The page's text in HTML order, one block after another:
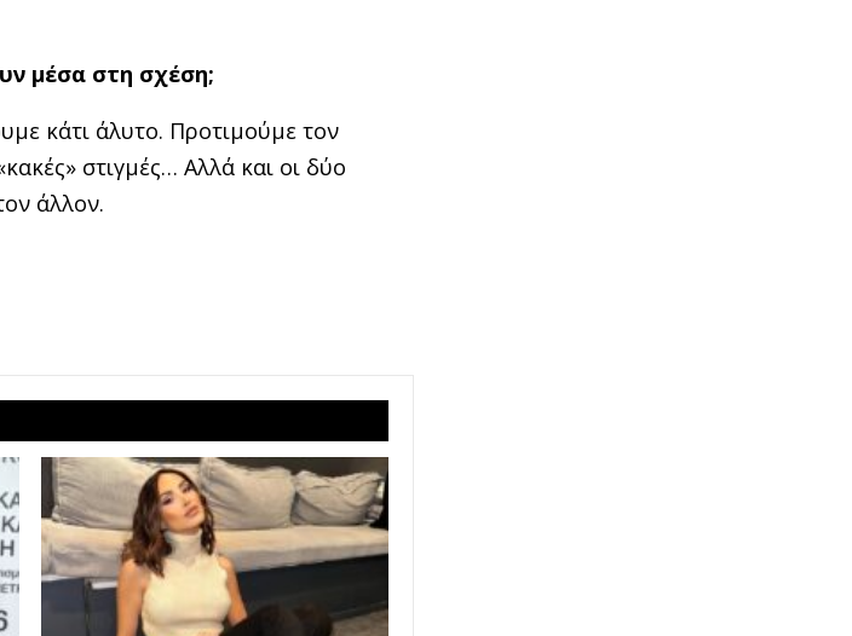
μέσα στη σχέση;
κάτι άλυτο. Προτιμούμε τον
στιγμές… Αλλά και οι δύο
άλλον.